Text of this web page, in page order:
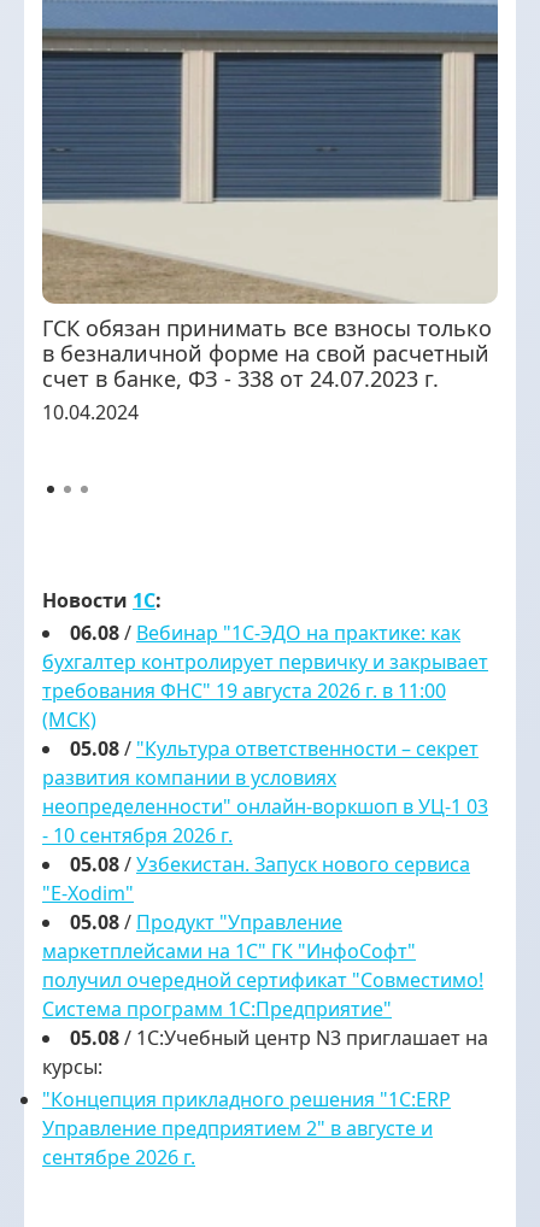
ГСК обязан принимать все взносы только
в безналичной форме на свой расчетный
счет в банке, ФЗ - 338 от 24.07.2023 г.
10.04.2024
Новости 1С:
06.08/ Вебинар "1С-ЭДО на практике: как
бухгалтер контролирует первичку и закрывает
требования ФНС" 19 августа 2026 г. в 11:00
(МСК)
05.08/ "Культура ответственности – секрет
развития компании в условиях
неопределенности" онлайн-воркшоп в УЦ-1 03
- 10 сентября 2026 г.
05.08/Узбекистан. Запуск нового сервиса
"E-Xodim"
05.08/ Продукт "Управление
маркетплейсами на 1С" ГК "ИнфоСофт"
получил очередной сертификат "Совместимо!
Система программ 1С:Предприятие"
05.08/ 1С:Учебный центр N3 приглашает на
курсы:
"Концепция прикладного решения "1С:ERP
Управление предприятием 2" в августе и
сентябре 2026 г.